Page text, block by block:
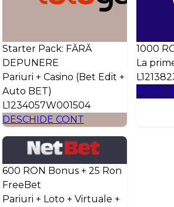
Starter Pack: FĂRĂ
DEPUNERE
Pariuri + Casino (Bet Edit +
Auto BET)
L1234057W001504
DESCHIDE CONT
1000
La
600 RON Bonus + 25 Ron
FreeBet
Pariuri + Loto + Virtuale +